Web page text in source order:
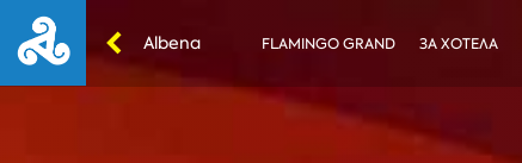
Albena FLAMINGO GRAND ЗА ХОТЕЛА